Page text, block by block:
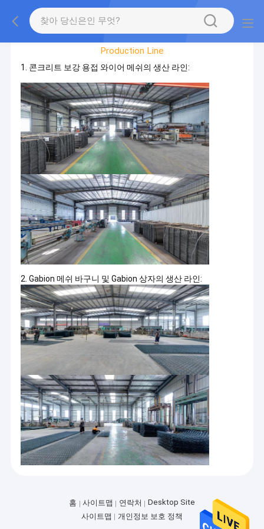
공장 투어
Production Line
1. 콘크리트 보강 용접 와이어 메쉬의 생산 라인:
2. Gabion 메쉬 바구니 및 Gabion 상자의 생산 라인:
홈 사이트맵 연락처
Desktop Site
사이트맵
개인정보 보호 정책